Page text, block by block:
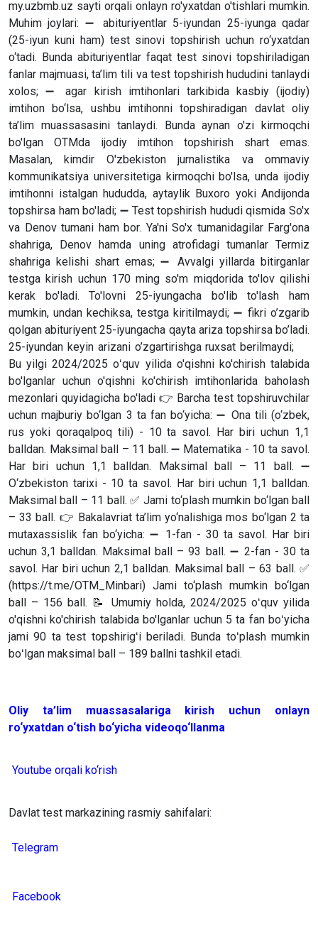
my.uzbmb.uz sayti orqali onlayn ro'yxatdan o'tishlari mumkin.
Muhim joylari: ➖ abituriyentlar 5-iyundan 25-iyunga qadar
(25-iyun kuni ham) test sinovi topshirish uchun ro‘yxatdan
o‘tadi. Bunda abituriyentlar faqat test sinovi topshiriladigan
fanlar majmuasi, ta’lim tili va test topshirish hududini tanlaydi
xolos; ➖ agar kirish imtihonlari tarkibida kasbiy (ijodiy)
imtihon bo‘lsa, ushbu imtihonni topshiradigan davlat oliy
ta’lim muassasasini tanlaydi. Bunda aynan o'zi kirmoqchi
bo'lgan OTMda ijodiy imtihon topshirish shart emas.
Masalan, kimdir O'zbekiston jurnalistika va ommaviy
kommunikatsiya universitetiga kirmoqchi bo'lsa, unda ijodiy
imtihonni istalgan hududda, aytaylik Buxoro yoki Andijonda
topshirsa ham bo'ladi; ➖ Test topshirish hududi qismida So'x
va Denov tumani ham bor. Ya'ni So'x tumanidagilar Farg'ona
shahriga, Denov hamda uning atrofidagi tumanlar Termiz
shahriga kelishi shart emas; ➖ Avvalgi yillarda bitirganlar
testga kirish uchun 170 ming so'm miqdorida to'lov qilishi
kerak bo'ladi. To'lovni 25-iyungacha bo'lib to'lash ham
mumkin, undan kechiksa, testga kiritilmaydi; ➖ fikri o’zgarib
qolgan abituriyent 25-iyungacha qayta ariza topshirsa bo’ladi.
25-iyundan keyin arizani o’zgartirishga ruxsat berilmaydi;
Bu yilgi 2024/2025 oʻquv yilida o'qishni ko'chirish talabida
bo'lganlar uchun o'qishni ko'chirish imtihonlarida baholash
mezonlari quyidagicha bo'ladi 👉 Barcha test topshiruvchilar
uchun majburiy bo‘lgan 3 ta fan bo‘yicha: ➖ Ona tili (o‘zbek,
rus yoki qoraqalpoq tili) - 10 ta savol. Har biri uchun 1,1
balldan. Maksimal ball – 11 ball. ➖ Matematika - 10 ta savol.
Har biri uchun 1,1 balldan. Maksimal ball – 11 ball. ➖
O‘zbekiston tarixi - 10 ta savol. Har biri uchun 1,1 balldan.
Maksimal ball – 11 ball. ✅ Jami to‘plash mumkin bo‘lgan ball
– 33 ball. 👉 Bakalavriat ta’lim yo‘nalishiga mos bo‘lgan 2 ta
mutaxassislik fan bo‘yicha: ➖ 1-fan - 30 ta savol. Har biri
uchun 3,1 balldan. Maksimal ball – 93 ball. ➖ 2-fan - 30 ta
savol. Har biri uchun 2,1 balldan. Maksimal ball – 63 ball. ✅
(https://t.me/OTM_Minbari) Jami to‘plash mumkin bo‘lgan
ball – 156 ball. 📝 Umumiy holda, 2024/2025 oʻquv yilida
o'qishni ko'chirish talabida bo'lganlar uchun 5 ta fan boʻyicha
jami 90 ta test topshirigʻi beriladi. Bunda toʻplash mumkin
boʻlgan maksimal ball – 189 ballni tashkil etadi.
Oliy ta’lim muassasalariga kirish uchun onlayn
ro‘yxatdan o‘tish bo‘yicha videoqo‘llanma
Youtube orqali ko‘rish
Davlat test markazining rasmiy sahifalari:
Telegram
Facebook